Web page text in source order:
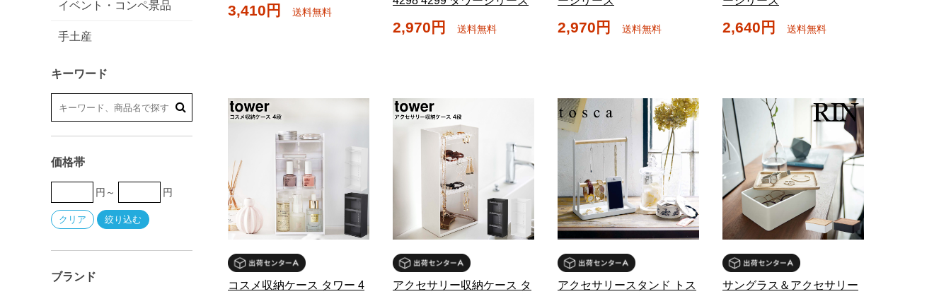
イベント・コンペ景品
手土産
キーワード
価格帯
円～ 円
ブランド
3,410円 送料無料
2,970円 送料無料 2,970円 送料無料 2,640円 送料無料
コスメ収納ケース タワー 4
アクセサリー収納ケース タ
アクセサリースタンド トス
サングラス＆アクセサリー